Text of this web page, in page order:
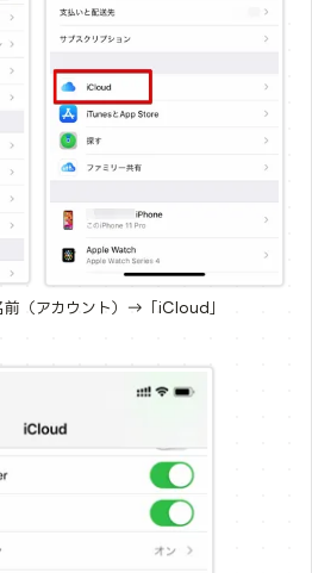
前（アカウント）→「iCloud」